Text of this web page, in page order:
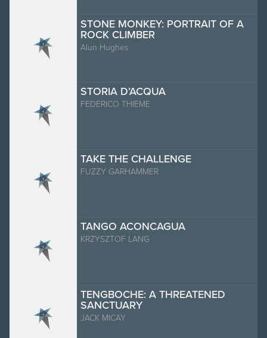
STONE MONKEY: PORTRAIT OF A
ROCK CLIMBER
Alun Hughes
STORIA D’ACQUA
FEDERICO THIEME
TAKE THE CHALLENGE
FUZZY GARHAMMER
TANGO ACONCAGUA
KRZYSZTOF LANG
TENGBOCHE: A THREATENED
SANCTUARY
JACK MICAY